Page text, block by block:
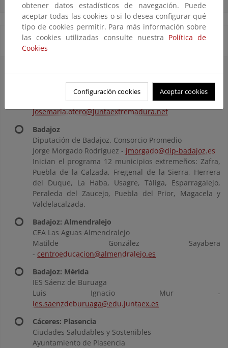
EXTREMADURA
José María Otero Pérez -
josemaria.otero@juntaextremadura.net
Badajoz
Diputación de Badajoz. Consorcio Promedio
Jorge Morgado Rodríguez - jmorgado@dip-badajoz.es
Inician el programa 12 municipios extremeños: Zafra,
Puebla de la Calzada, Fregenal de la Sierra, Herrera
del Duque, La Haba, Usagre, Táliga, Esparragalejo,
Peraleda del Zaucejo, Puebla del Prior, Magacela y
Valdelacalzada.
Badajoz: Almendralejo
CEA Las Aguas Almendralejo
Matilde González Sayabera
- centroeducacion@almendralejo.es
Badajoz: Mérida
IES Sáenz de Buruaga
Luis Ignacio Mur -
ies.saenzdeburuaga@edu.juntaex.es
Cáceres: Plasencia
Ciudades Saludables y Sostenibles
Ayuntamiento de Plasencia
obtener datos estadísticos de navegación. Puede
aceptar todas las cookies o si lo desea configurar qué
tipo de cookies permitir. Para más información sobre
las cookies utilizadas consulte nuestra Política de
Cookies
Configuración cookies Aceptar cookies